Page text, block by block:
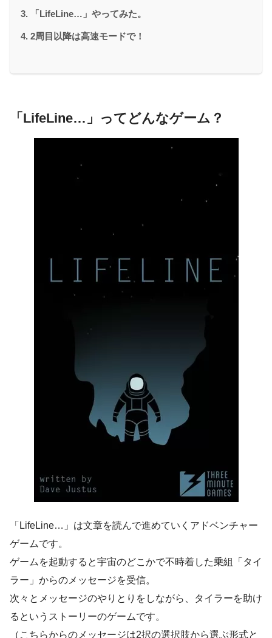
「LifeLine…」やってみた。
2周目以降は高速モードで！
「LifeLine…」ってどんなゲーム？
「LifeLine…」は文章を読んで進めていくアドベンチャー
ゲームです。
ゲームを起動すると宇宙のどこかで不時着した乗組「タイ
ラー」からのメッセージを受信。
次々とメッセージのやりとりをしながら、タイラーを助け
るというストーリーのゲームです。
（こちらからのメッセージは2択の選択肢から選ぶ形式と